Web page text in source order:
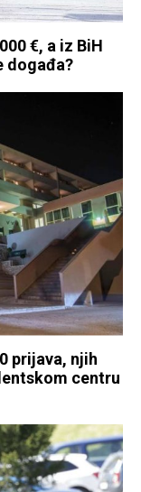
€, a iz BiH
događa?
prijava, njih
centru